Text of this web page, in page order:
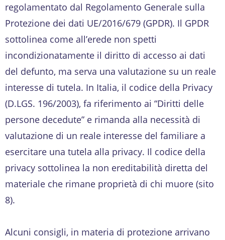
regolamentato dal Regolamento Generale sulla
Protezione dei dati UE/2016/679 (GPDR). Il GPDR
sottolinea come all’erede non spetti
incondizionatamente il diritto di accesso ai dati
del defunto, ma serva una valutazione su un reale
interesse di tutela. In Italia, il codice della Privacy
(D.LGS. 196/2003), fa riferimento ai “Diritti delle
persone decedute” e rimanda alla necessità di
valutazione di un reale interesse del familiare a
esercitare una tutela alla privacy. Il codice della
privacy sottolinea la non ereditabilità diretta del
materiale che rimane proprietà di chi muore (sito
8).
Alcuni consigli, in materia di protezione arrivano